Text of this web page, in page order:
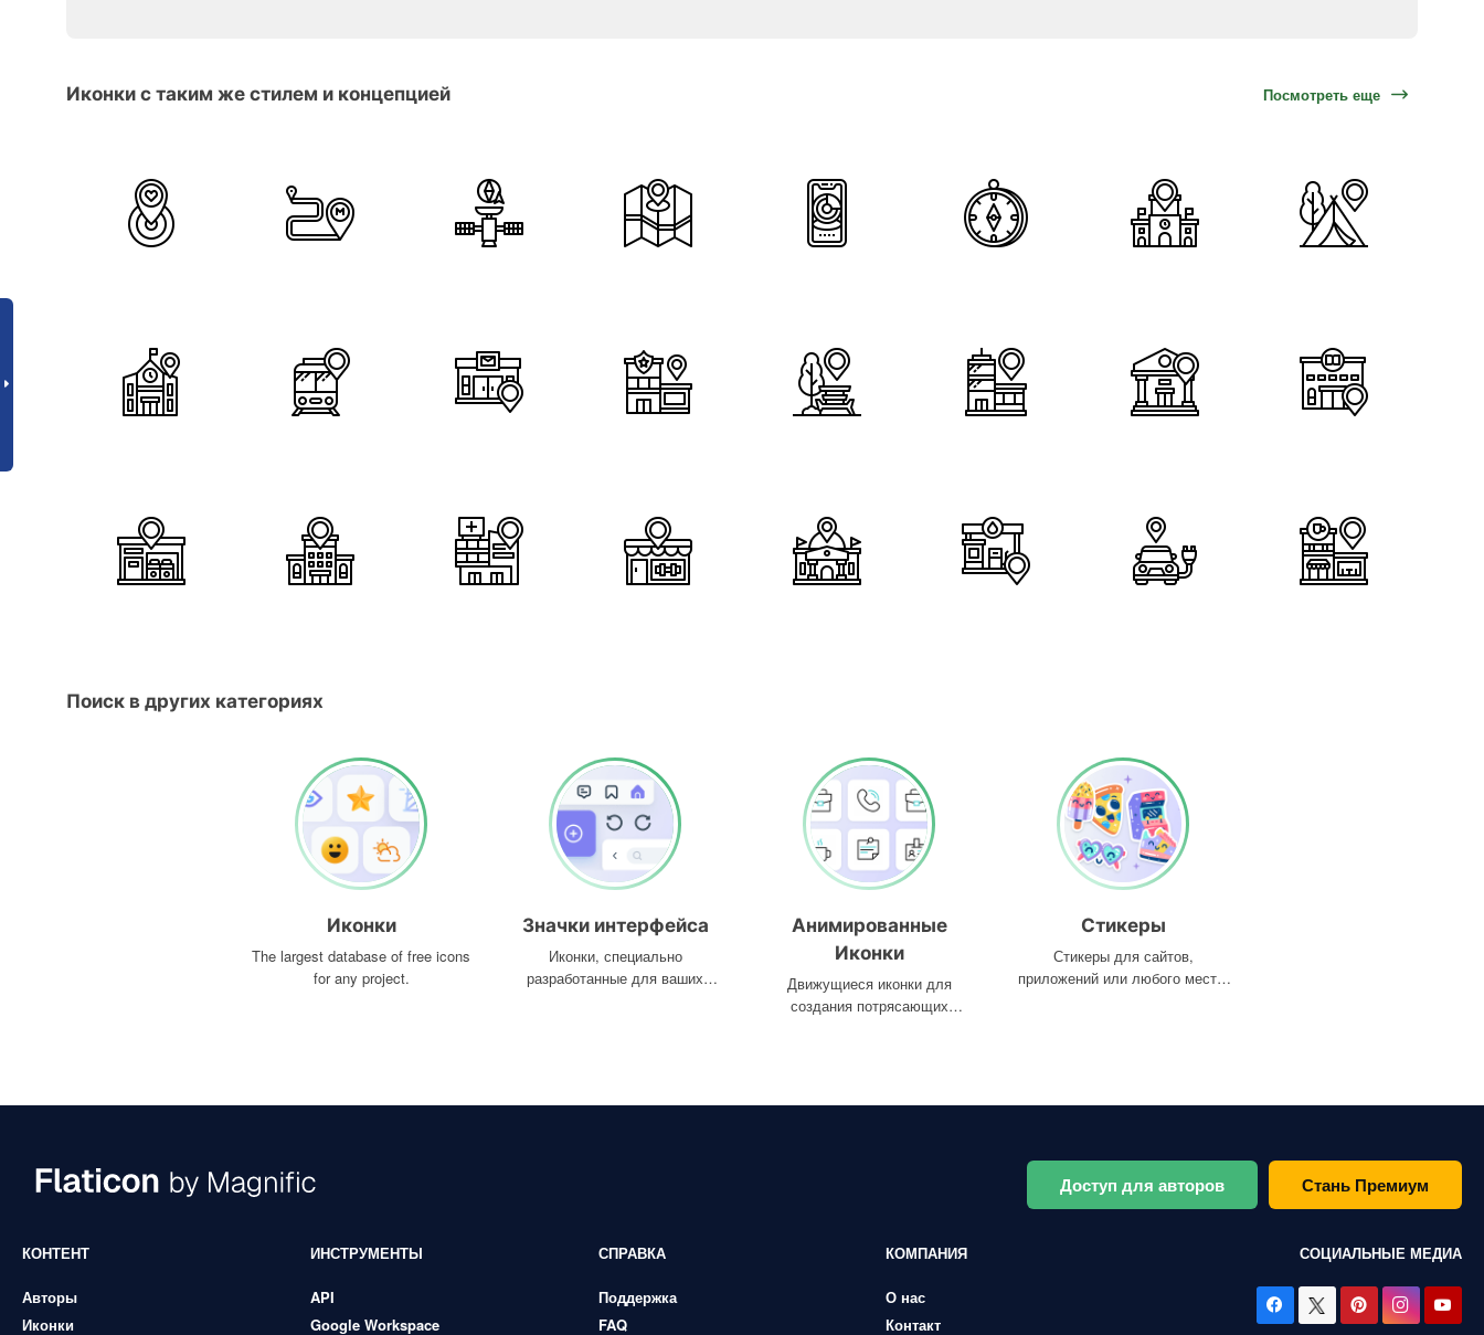
Иконки с таким же стилем и концепцией Посмотреть еще
Поиск в других категориях
Иконки
The largest database of free icons
for any project.
Значки интерфейса
Иконки, специально
разработанные для ваших
Анимированные
Иконки
Движущиеся иконки для
создания потрясающих
Стикеры
Стикеры для сайтов,
приложений или любого места,
Доступ для авторов Стань Премиум
КОНТЕНТ
Авторы
Иконки
ИНСТРУМЕНТЫ
API
Google Workspace
СПРАВКА
Поддержка
FAQ
КОМПАНИЯ
О нас
Контакт
СОЦИАЛЬНЫЕ МЕДИА